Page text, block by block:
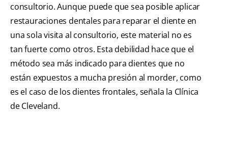
consultorio. Aunque puede que sea posible aplicar
restauraciones dentales para reparar el diente en
una sola visita al consultorio, este material no es
tan fuerte como otros. Esta debilidad hace que el
método sea más indicado para dientes que no
están expuestos a mucha presión al morder, como
es el caso de los dientes frontales, señala la Clínica
de Cleveland.